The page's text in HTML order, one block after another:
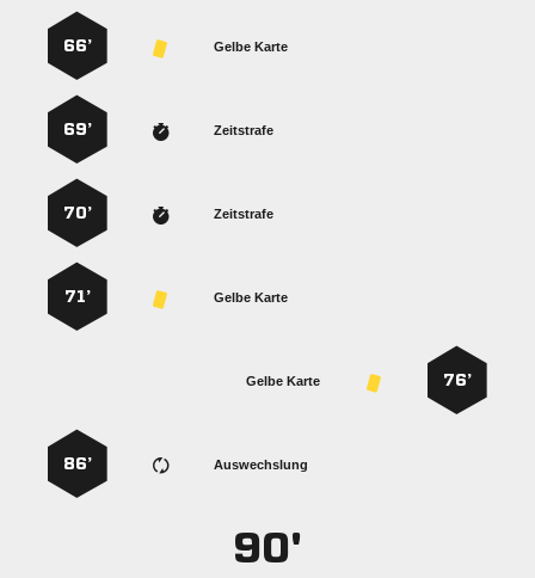
Gelbe Karte
66’
Zeitstrafe
69’
Zeitstrafe
70’
Gelbe Karte
71’
76’
Gelbe Karte
Auswechslung
86’
90'